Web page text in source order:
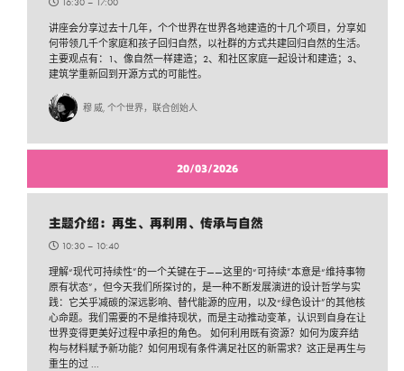
讲座会分享过去十几年，个个世界在世界各地建造的十几个项目，分享如
何带领几千个家庭和孩子回归自然，以社群的方式共建回归自然的生活。
主要观点有：1、像自然一样建造；2、和社区家庭一起设计和建造；3、
建筑学重新回到开源方式的可能性。
穆 威, 个个世界，联合创始人
20/03/2026
主题介绍：再生、再利用、传承与自然
10:30 – 10:40
理解“现代可持续性”的一个关键在于——这里的“可持续”本意是“维持事物
原有状态”，但今天我们所探讨的，是一种不断发展演进的设计哲学与实
践：它关乎减碳的深远影响、替代能源的应用，以及“绿色设计”的其他核
心命题。我们需要的不是维持现状，而是主动推动变革，认识到自身在让
世界变得更美好过程中承担的角色。 如何利用既有资源？如何为废弃结
构与材料赋予新功能？如何用现有条件满足社区的新需求？这正是再生与
重生的过 ...